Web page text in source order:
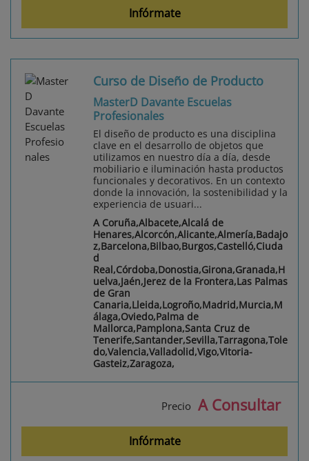
Infórmate
Curso de Diseño de Producto
MasterD Davante Escuelas
Profesionales
El diseño de producto es una disciplina
clave en el desarrollo de objetos que
utilizamos en nuestro día a día, desde
mobiliario e iluminación hasta productos
funcionales y decorativos. En un contexto
donde la innovación, la sostenibilidad y la
experiencia de usuari...
A Coruña,Albacete,Alcalá de
Henares,Alcorcón,Alicante,Almería,Badajo
z,Barcelona,Bilbao,Burgos,Castelló,Ciuda
d
Real,Córdoba,Donostia,Girona,Granada,H
uelva,Jaén,Jerez de la Frontera,Las Palmas
de Gran
Canaria,Lleida,Logroño,Madrid,Murcia,M
álaga,Oviedo,Palma de
Mallorca,Pamplona,Santa Cruz de
Tenerife,Santander,Sevilla,Tarragona,Tole
do,Valencia,Valladolid,Vigo,Vitoria-
Gasteiz,Zaragoza,
Precio A Consultar
Infórmate